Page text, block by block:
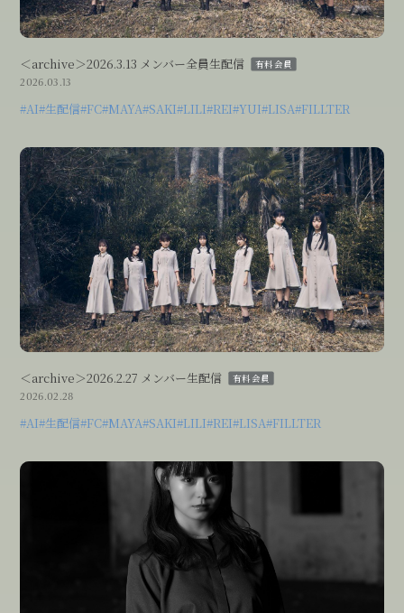
会員登録
ログイン
＜archive＞2026.3.13 メンバー全員生配信 有料会員
2026.03.13
#AI#生配信#FC#MAYA#SAKI#LILI#REI#YUI#LISA#FILLTER
＜archive＞2026.2.27 メンバー生配信 有料会員
2026.02.28
#AI#生配信#FC#MAYA#SAKI#LILI#REI#LISA#FILLTER